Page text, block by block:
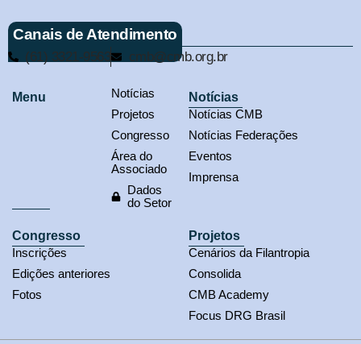
Canais de Atendimento
(61) 3321-9563 cmb@cmb.org.br
Menu
Notícias
Projetos
Congresso
Área do
Associado
Dados
do Setor
Notícias
Notícias CMB
Notícias Federações
Eventos
Imprensa
Congresso
Inscrições
Edições anteriores
Fotos
Projetos
Cenários da Filantropia
Consolida
CMB Academy
Focus DRG Brasil